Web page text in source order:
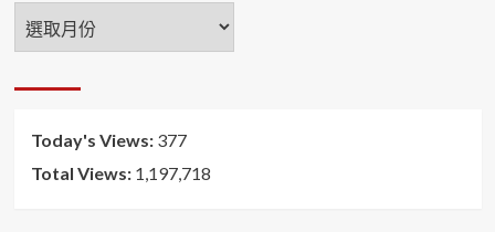
年
月
Today's Views: 377
Total Views: 1,197,718